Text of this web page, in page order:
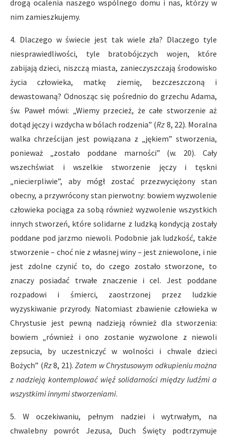
drogą ocalenia naszego wspólnego domu i nas, którzy w
nim zamieszkujemy.
4. Dlaczego w świecie jest tak wiele zła? Dlaczego tyle
niesprawiedliwości, tyle bratobójczych wojen, które
zabijają dzieci, niszczą miasta, zanieczyszczają środowisko
życia człowieka, matkę ziemię, bezczeszczoną i
dewastowaną? Odnosząc się pośrednio do grzechu Adama,
św. Paweł mówi: „Wiemy przecież, że całe stworzenie aż
dotąd jęczy i wzdycha w bólach rodzenia” (Rz 8, 22). Moralna
walka chrześcijan jest powiązana z „jękiem” stworzenia,
ponieważ „zostało poddane marności” (w. 20). Cały
wszechświat i wszelkie stworzenie jęczy i tęskni
„niecierpliwie”, aby mógł zostać przezwyciężony stan
obecny, a przywrócony stan pierwotny: bowiem wyzwolenie
człowieka pociąga za sobą również wyzwolenie wszystkich
innych stworzeń, które solidarne z ludzką kondycją zostały
poddane pod jarzmo niewoli. Podobnie jak ludzkość, także
stworzenie – choć nie z własnej winy – jest zniewolone, i nie
jest zdolne czynić to, do czego zostało stworzone, to
znaczy posiadać trwałe znaczenie i cel. Jest poddane
rozpadowi i śmierci, zaostrzonej przez ludzkie
wyzyskiwanie przyrody. Natomiast zbawienie człowieka w
Chrystusie jest pewną nadzieją również dla stworzenia:
bowiem „również i ono zostanie wyzwolone z niewoli
zepsucia, by uczestniczyć w wolności i chwale dzieci
Bożych” (Rz8, 21). Zatem w Chrystusowym odkupieniu można
z nadzieją kontemplować więź solidarności między ludźmi a
wszystkimi innymi stworzeniami.
5. W oczekiwaniu, pełnym nadziei i wytrwałym, na
chwalebny powrót Jezusa, Duch Święty podtrzymuje